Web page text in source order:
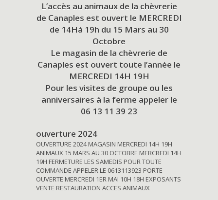
L’accès au animaux de la chèvrerie
de Canaples est ouvert le MERCREDI
de 14Hà 19h du 15 Mars au 30
Octobre
Le magasin de la chèvrerie de
Canaples est ouvert toute l’année le
MERCREDI 14H 19H
Pour les visites de groupe ou les
anniversaires à la ferme appeler le
06 13 11 39 23
ouverture 2024
OUVERTURE 2024 MAGASIN MERCREDI 14H 19H
ANIMAUX 15 MARS AU 30 OCTOBRE MERCREDI 14H
19H FERMETURE LES SAMEDIS POUR TOUTE
COMMANDE APPELER LE 0613113923 PORTE
OUVERTE MERCREDI 1ER MAI 10H 18H EXPOSANTS
VENTE RESTAURATION ACCES ANIMAUX